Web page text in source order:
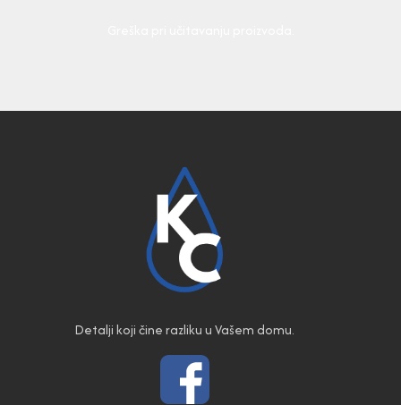
Detalji koji čine razliku u Vašem domu.